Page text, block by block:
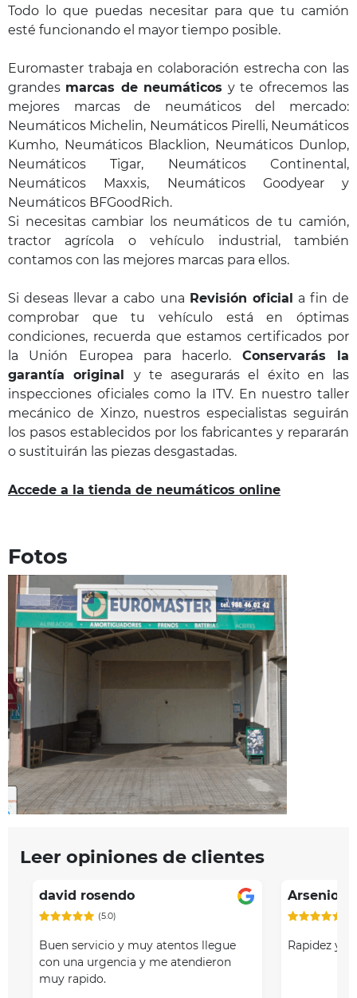
Todo lo que puedas necesitar para que tu camión
esté funcionando el mayor tiempo posible.
Euromaster trabaja en colaboración estrecha con las
grandes marcas de neumáticosy te ofrecemos las
mejores marcas de neumáticos del mercado:
Neumáticos Michelin, Neumáticos Pirelli, Neumáticos
Kumho, Neumáticos Blacklion, Neumáticos Dunlop,
Neumáticos Tigar, Neumáticos Continental,
Neumáticos Maxxis, Neumáticos Goodyear y
Neumáticos BFGoodRich.
Si necesitas cambiar los neumáticos de tu camión,
tractor agrícola o vehículo industrial, también
contamos con las mejores marcas para ellos.
Si deseas llevar a cabo una Revisión oficial a fin de
comprobar que tu vehículo está en óptimas
condiciones, recuerda que estamos certificados por
la Unión Europea para hacerlo. Conservarás la
garantía original y te asegurarás el éxito en las
inspecciones oficiales como la ITV. En nuestro taller
mecánico de Xinzo, nuestros especialistas seguirán
los pasos establecidos por los fabricantes y repararán
o sustituirán las piezas desgastadas.
Accede a la tienda de neumáticos online
Fotos
Leer opiniones de clientes
david rosendo
(5.0)
Buen servicio y muy atentos llegue
con una urgencia y me atendieron
muy rapido.
Arsenio
Rapidez y